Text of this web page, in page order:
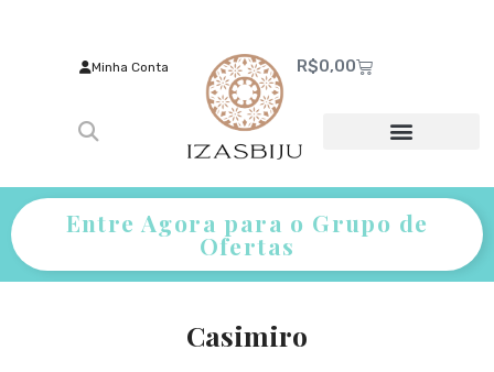
Minha Conta R$0,00
Entre Agora para o Grupo de
Ofertas
Casimiro